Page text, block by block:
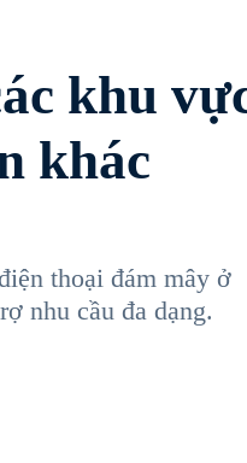
khu
khác
thoại đám mây ở
nhu cầu đa dạng.